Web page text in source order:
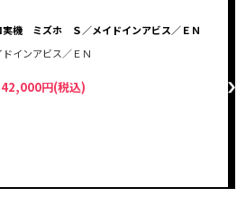
実機 ミズホ Ｓ／メイドインアビス／ＥＮ
ドインアビス／ＥＮ
円(税込)